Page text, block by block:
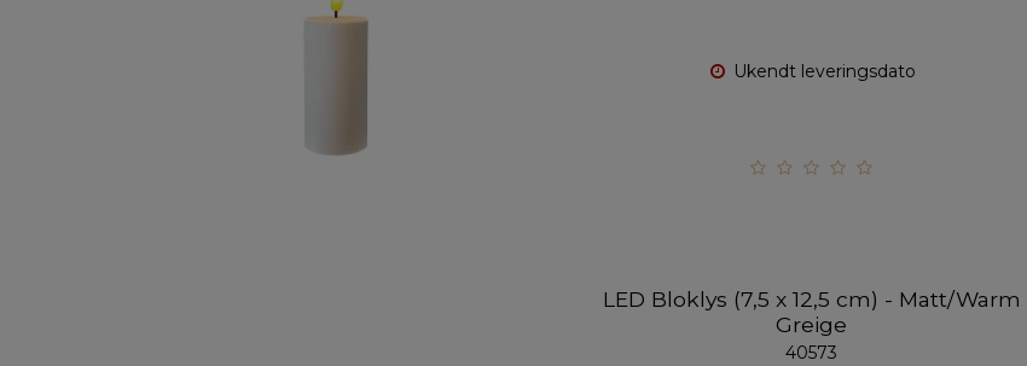
Ukendt leveringsdato
LED Bloklys (7,5 x 12,5 cm) - Matt/Warm
Greige
40573